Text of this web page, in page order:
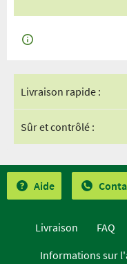
Livraison rapide :
Sûr et contrôlé :
Aide
Livraison FAQ
Informations sur